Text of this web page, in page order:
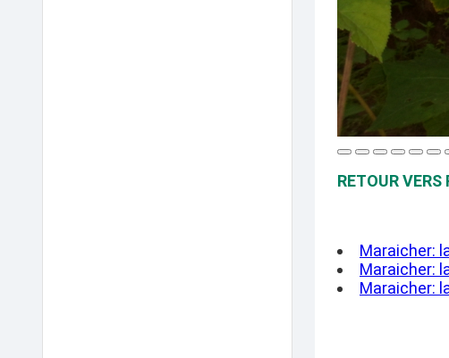
RETOUR VERS
Maraicher:
Maraicher:
Maraicher: